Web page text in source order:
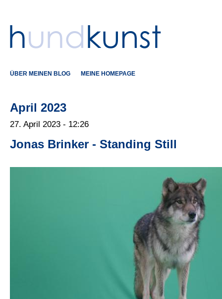
ÜBER MEINEN BLOG MEINE HOMEPAGE
April 2023
27. April 2023 - 12:26
Jonas Brinker - Standing Still